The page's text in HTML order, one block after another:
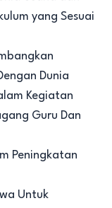
yang Sesuai
Dunia
Kegiatan
Guru Dan
Peningkatan
Untuk